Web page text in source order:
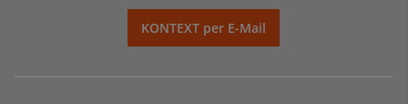
KONTEXT per E-Mail